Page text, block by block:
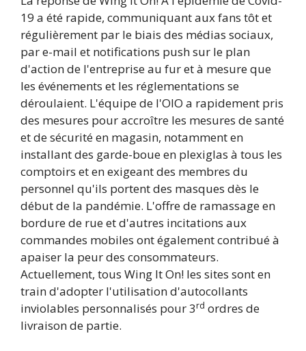
19 a été rapide, communiquant aux fans tôt et
régulièrement par le biais des médias sociaux,
par e-mail et notifications push sur le plan
d'action de l'entreprise au fur et à mesure que
les événements et les réglementations se
déroulaient. L'équipe de l'OIO a rapidement pris
des mesures pour accroître les mesures de santé
et de sécurité en magasin, notamment en
installant des garde-boue en plexiglas à tous les
comptoirs et en exigeant des membres du
personnel qu'ils portent des masques dès le
début de la pandémie. L'offre de ramassage en
bordure de rue et d'autres incitations aux
commandes mobiles ont également contribué à
apaiser la peur des consommateurs.
Actuellement, tous Wing It On! les sites sont en
train d'adopter l'utilisation d'autocollants
inviolables personnalisés pour 3rd ordres de
livraison de partie.